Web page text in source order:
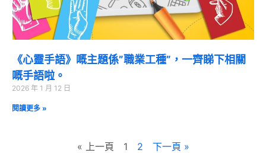
《心靈手語》嘅主題係”職業工種”，一齊睇下相關
嘅手語啦。
2026 年 1 月 12 日
閱讀更多 »
« 上一頁 1 2 下一頁 »